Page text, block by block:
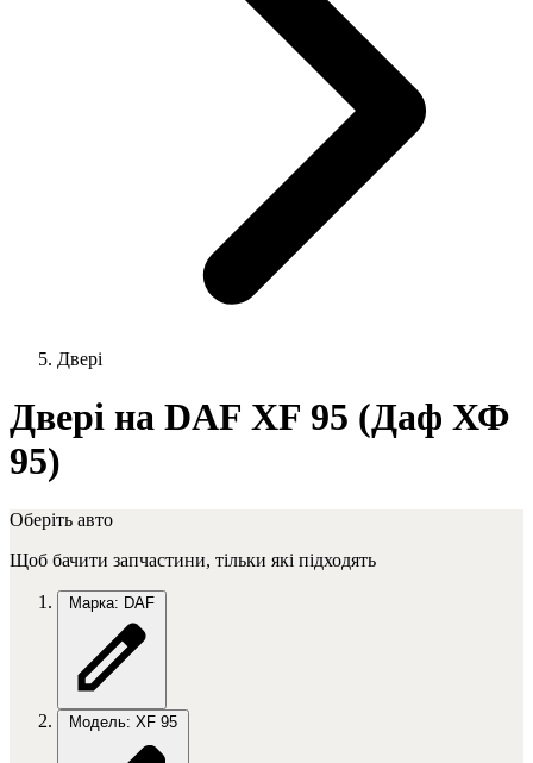
Двері
Двері на DAF XF 95 (Даф ХФ
95)
Оберіть авто
Щоб бачити запчастини, тільки які підходять
Марка: DAF
Модель: XF 95